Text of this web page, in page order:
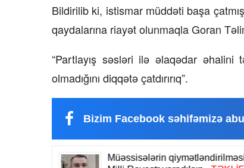
Bildirilib ki, istismar müddəti başa
qaydalarına riayət olunmaqla Goran
“Partlayış səsləri ilə əlaqədar əhalini
olmadığını diqqətə çatdırırıq”.
Bizim Facebook səhifəmizə